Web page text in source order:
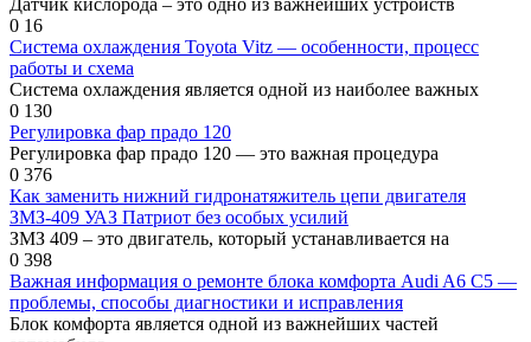
0 16
Система охлаждения Toyota Vitz — особенности, процесс
работы и схема
Система охлаждения является одной из наиболее важных
0 130
Регулировка фар прадо 120
Регулировка фар прадо 120 — это важная процедура
0 376
Как заменить нижний гидронатяжитель цепи двигателя
ЗМЗ-409 УАЗ Патриот без особых усилий
ЗМЗ 409 – это двигатель, который устанавливается на
0 398
Важная информация о ремонте блока комфорта Audi A6 C5 —
проблемы, способы диагностики и исправления
Блок комфорта является одной из важнейших частей